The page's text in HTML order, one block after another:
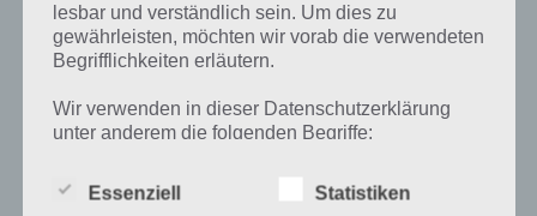
lesbar und verständlich sein. Um dies zu
gewährleisten, möchten wir vorab die verwendeten
Begrifflichkeiten erläutern.
Wir verwenden in dieser Datenschutzerklärung
unter anderem die folgenden Begriffe:
Essenziell Statistiken